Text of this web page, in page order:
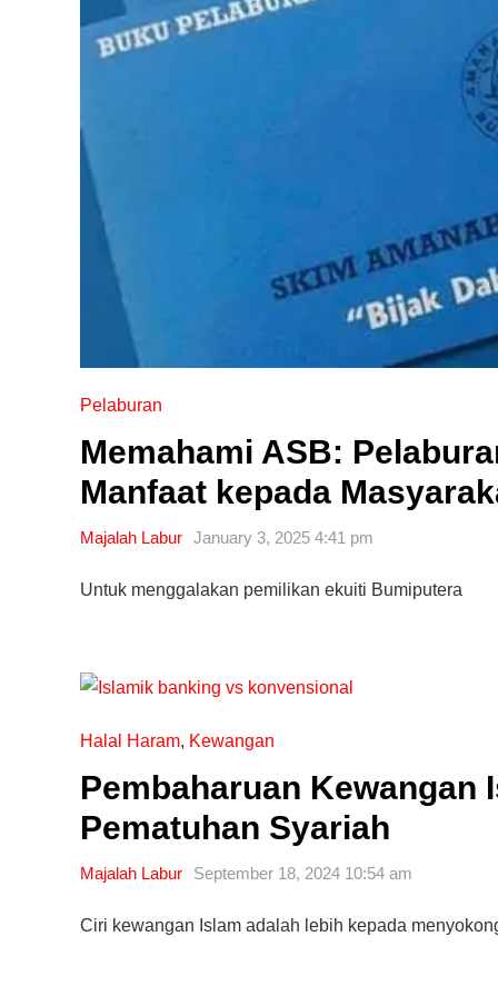
Pelaburan
Memahami ASB:
Manfaat kepada
Majalah Labur January 3, 2025 4:41 pm
Untuk menggalakan pemilikan ekuiti Bumiputera
Halal Haram, Kewangan
Pembaharuan Kewangan
Pematuhan Syariah
Majalah Labur September 18, 2024 10:54 am
Ciri kewangan Islam adalah lebih kepada